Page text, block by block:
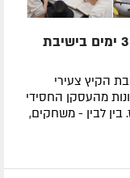
משחק חסידי גדול ומתנפחים בכנרת; 3 ימים בישיבת
הקיץ צעירי
מהעסקן החסידי
בין לבין - משחקים,